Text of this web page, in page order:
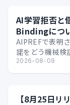
AI学習拒否と
Bindingにつ
AIPREFで表明
諾をどう機械
Grant Bindi…
2026-08-09
【8月25日リ